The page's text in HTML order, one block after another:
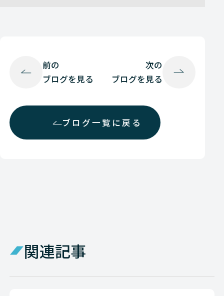
前の
ブログを見る
ブログ一覧に戻る
次の
ブログを見る
関連記事